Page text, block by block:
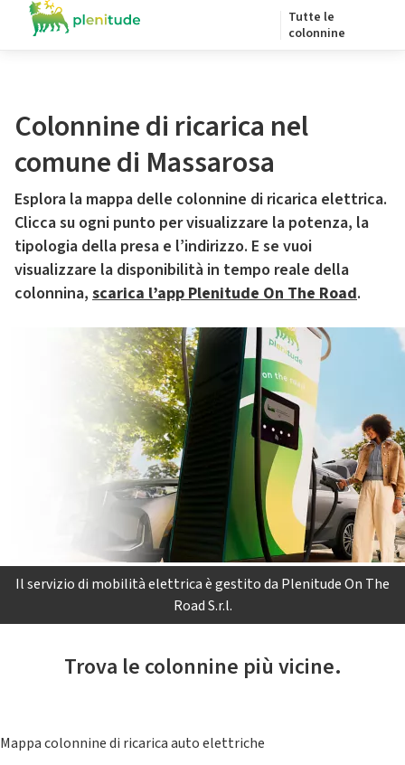
Tutte le
colonnine
Colonnine di ricarica nel
comune di Massarosa
Esplora la mappa delle colonnine di ricarica elettrica.
Clicca su ogni punto per visualizzare la potenza, la
tipologia della presa e l’indirizzo. E se vuoi
visualizzare la disponibilità in tempo reale della
colonnina, scarica l’app Plenitude On The Road.
Il servizio di mobilità elettrica è gestito da Plenitude On The
Road S.r.l.
Trova le colonnine più vicine.
Mappa colonnine di ricarica auto elettriche